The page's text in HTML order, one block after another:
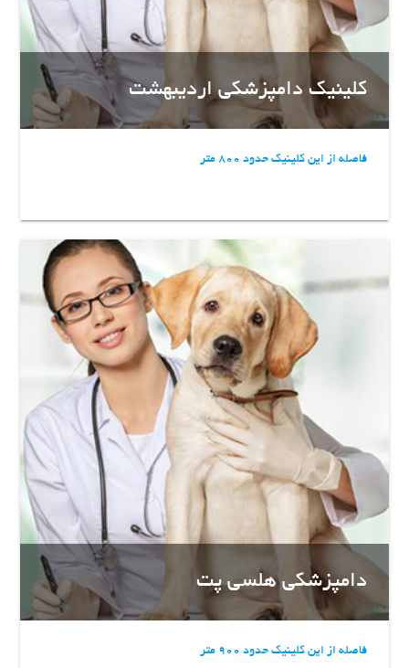
کلینیک دامپزشکی اردیبهشت
فاصله از این کلینیک حدود 800 متر
دامپزشکی هلسی پت
فاصله از این کلینیک حدود 900 متر